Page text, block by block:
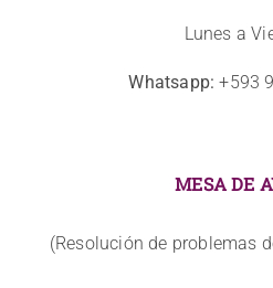
Lunes a
Whatsapp: +593
MESA DE
(Resolución de problemas